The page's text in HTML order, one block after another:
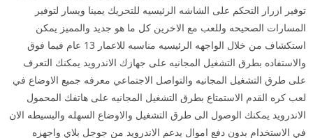
توفير ازرار التحكم على الشاشه الرئيسيه للتحريك يمينا ويسار لتوفير
المسارات الصحيحه وللعب مع الاخرين كل ما هو جديد والمميز يمكن
استكشاف من خلال الواجهه الرئيسيه مناسبه للاعمار 13 عام فيما فوق
والاستفاده بطرق التشغيل المجانيه على جهازك الاندرويد يمكنك التعرف
على طرق التشغيل المجانيه والتواصل الاجتماعي معرفه جميع الاوضاع في
لعب كره القدم الاستمتاع بطرق التشغيل المجانيه على هاتفك المحمول
الاندرويد يمكنك الوصول الى طرق التشغيل والاوضاع السهله والبسيطه الان
في الاستخدام بدون دفع اموال يدعم الاندرويد من جوجل بلاي واجهزه